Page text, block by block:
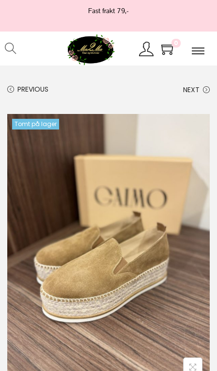
Fast frakt 79,-
0
PREVIOUS NEXT
Tomt på lager